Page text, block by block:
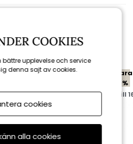
produkter
Spara
till 16/8
Spara
10%
till
COOKIES
bättre upplevelse och service
denna sajt av cookies.
cookies
alla cookies